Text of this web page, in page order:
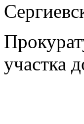
участка